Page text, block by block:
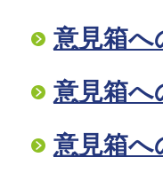
意見箱へ
意見箱へ
意見箱へ